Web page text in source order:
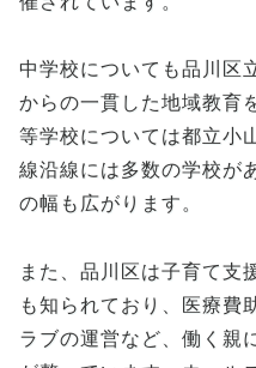
中学校についても品川区
からの一貫した地域教育
等学校については都立小
線沿線には多数の学校が
の幅も広がります。
また、品川区は子育て支
も知られており、医療費
ラブの運営など、働く親